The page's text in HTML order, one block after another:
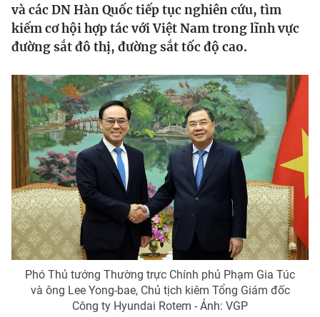
Thế giới
Tin tức
Thế giới đó đây
Câu chuyện quốc tế
Kinh tế
Tài chính
Thị trường
Góc doanh nghiệp
Dữ liệu và đời sống
Truyền hình
Phim VTV
Hậu trường
Nhân vật
Khán giả
Giải sao mai
Giải trí
Điện ảnh
Âm nhạc
Sao
Đời sống
Du lịch
Làm đẹp
Chất lượng cuộc sống
Giáo dục
Tuyển sinh
Công nghệ
và các DN Hàn Quốc tiếp tục nghiên cứu, tìm
kiếm cơ hội hợp tác với Việt Nam trong lĩnh vực
đường sắt đô thị, đường sắt tốc độ cao.
Phó Thủ tướng Thường trực Chính phủ Phạm Gia Túc
và ông Lee Yong-bae, Chủ tịch kiêm Tổng Giám đốc
Công ty Hyundai Rotem - Ảnh: VGP